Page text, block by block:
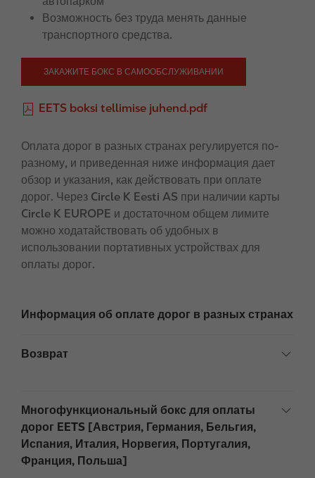
Возможность без труда менять данные
транспортного средства.
ЗАКАЖИТЕ БОКС В САМООБСЛУЖИВАНИИ
F
l
e
EETS boksi tellimise juhend.pdf
Оплата дорог в разных странах регулируется по-
разному, и приведенная ниже информация дает
обзор и указания, как действовать при оплате
дорог. Через Circle K Eesti AS при наличии карты
Circle K EUROPE и достаточном общем лимите
можно ходатайствовать об удобных в
использовании портативных устройствах для
оплаты дорог.
Информация об оплате дорог в разных странах
Возврат
Многофункциональный бокс для оплаты
дорог EETS [Австрия, Германия, Бельгия,
Испания, Италия, Норвегия, Португалия,
Франция, Польша]